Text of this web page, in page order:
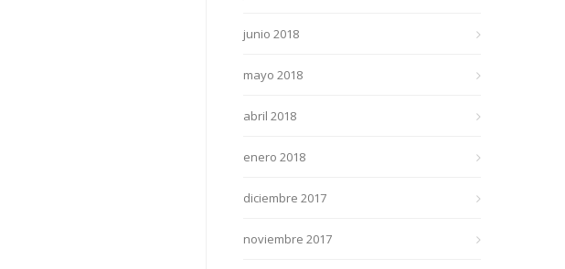
junio 2018
mayo 2018
abril 2018
enero 2018
diciembre 2017
noviembre 2017